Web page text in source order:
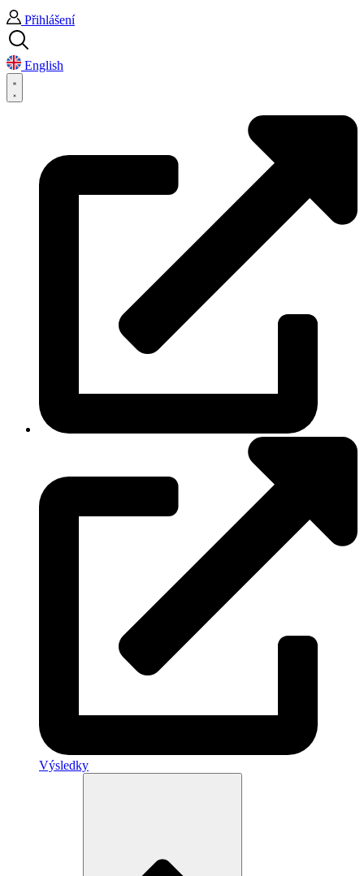
Přihlášení
English
Výsledky